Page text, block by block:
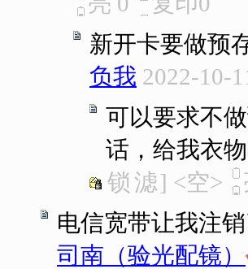
新开卡要做预
负我 2022-10-
可以要求不
话，给我衣
锁 滤] <空>
电信宽带让我注
司南（验光配镜）